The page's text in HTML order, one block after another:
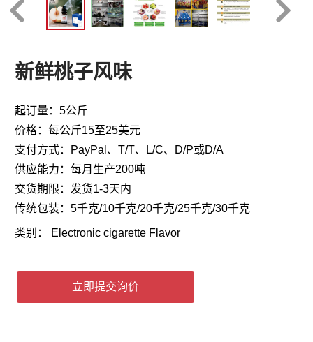
新鲜桃子风味
起订量：5公斤
价格：每公斤15至25美元
支付方式：PayPal、T/T、L/C、D/P或D/A
供应能力：每月生产200吨
交货期限：发货1-3天内
传统包装：5千克/10千克/20千克/25千克/30千克
类别： Electronic cigarette Flavor
立即提交询价